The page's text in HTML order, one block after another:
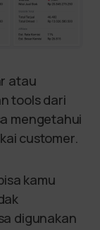
atau
tools dari
mengetahui
customer.
kamu
digunakan